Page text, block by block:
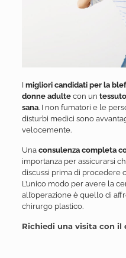
I migliori candidati per la
donne adultecon un
sana. I non fumatori e le
disturbi medici sono
velocemente.
Una consulenza completa
importanza per assicurarsi
discussi prima di procedere
L’unico modo per avere la
all’operazione è quello di
chirurgo plastico.
Richiedi una visita con il